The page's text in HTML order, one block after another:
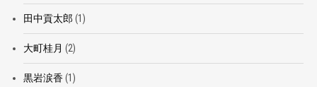
田中貢太郎 (1)
大町桂月 (2)
黒岩涙香(1)